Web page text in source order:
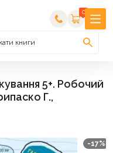
0
книги
5+. Робочий
Г.,
-17%